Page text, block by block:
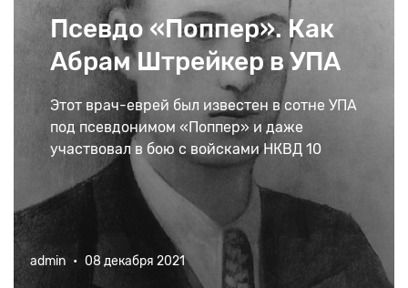
Псевдо «Поппер». Как
Абрам Штрейкер в УПА
служил
Этот врач-еврей был известен в сотне УПА
под псевдонимом «Поппер» и даже
участвовал в бою с войсками НКВД 10
апреля 1944 в лесу близ Костополя.
admin • 08 декабря 2021